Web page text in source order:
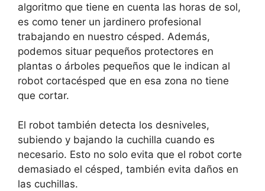
algoritmo que tiene en cuenta las horas de sol,
es como tener un jardinero profesional
trabajando en nuestro césped. Además,
podemos situar pequeños protectores en
plantas o árboles pequeños que le indican al
robot cortacésped que en esa zona no tiene
que cortar.
El robot también detecta los desniveles,
subiendo y bajando la cuchilla cuando es
necesario. Esto no solo evita que el robot corte
demasiado el césped, también evita daños en
las cuchillas.